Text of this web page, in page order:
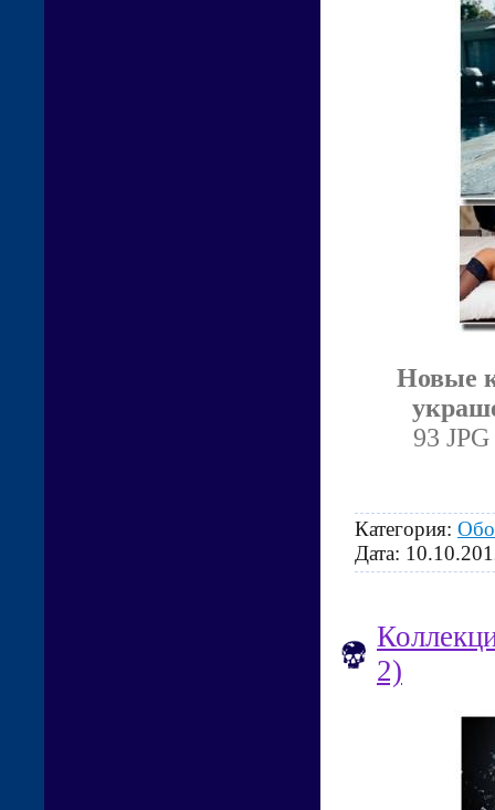
Новые
93
Категория:
Дата:
2)